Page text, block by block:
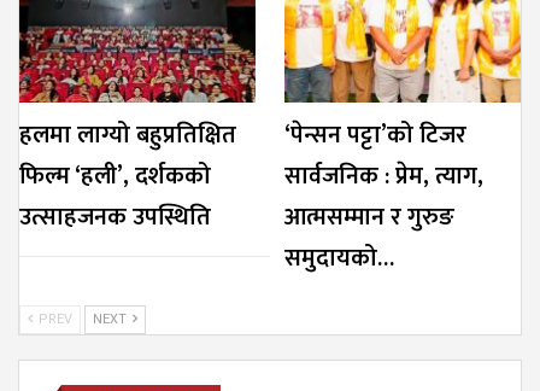
हलमा लाग्यो बहुप्रतिक्षित
फिल्म ‘हली’, दर्शकको
उत्साहजनक उपस्थिति
‘पेन्सन पट्टा’को टिजर
सार्वजनिक : प्रेम, त्याग,
आत्मसम्मान र गुरुङ
समुदायको…
PREV NEXT